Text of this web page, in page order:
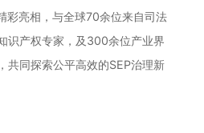
彩亮相，与全球70余位来自司法
识产权专家，及300余位产业界
共同探索公平高效的SEP治理新